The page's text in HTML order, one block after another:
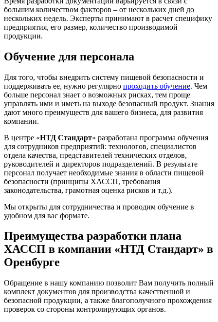
большим количеством факторов – от нескольких дней до
нескольких недель. Эксперты принимают в расчет специфику
предприятия, его размер, количество производимой
продукции.
Обучение для персонала
Для того, чтобы внедрить систему пищевой безопасности и
поддерживать ее, нужно регулярно проходить обучение. Чем
больше персонал знает о возможных рисках, тем проще
управлять ими и иметь на выходе безопасный продукт. Знания
дают много преимуществ для вашего бизнеса, для развития
компании.
В центре «НТД Стандарт» разработана программа обучения
для сотрудников предприятий: технологов, специалистов
отдела качества, представителей технических отделов,
руководителей и директоров подразделений. В результате
персонал получает необходимые знания в области пищевой
безопасности (принципы ХАССП, требования
законодательства, грамотная оценка рисков и т.д.).
Мы открыты для сотрудничества и проводим обучение в
удобном для вас формате.
Преимущества разработки плана
ХАССП в компании «НТД Стандарт» в
Оренбурге
Обращение в нашу компанию позволит Вам получить полный
комплект документов для производства качественной и
безопасной продукции, а также благополучного прохождения
проверок со стороны контролирующих органов.